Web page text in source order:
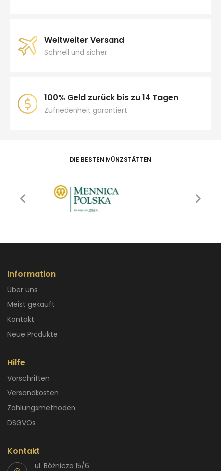
Weltweiter Versand
Schnell und sicher
100% Geld zurück bis zu 14 Tagen
Zufriedenheit garantiert
DIE BESTEN MÜNZSTÄTTEN
Information
Über uns
Meist gekauft
Kontakt
Neue Produkte
Hilfe
Vorschriften
Versandkosten
Zahlungsmethoden
DSGVOs
Kontakt
ul. Bóżnicza 15/6